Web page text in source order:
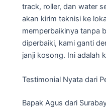
track, roller, dan water
akan kirim teknisi ke
memperbaikinya tanpa
diperbaiki, kami ganti
janji kosong. Ini adalah
Testimonial Nyata dari
Bapak Agus dari